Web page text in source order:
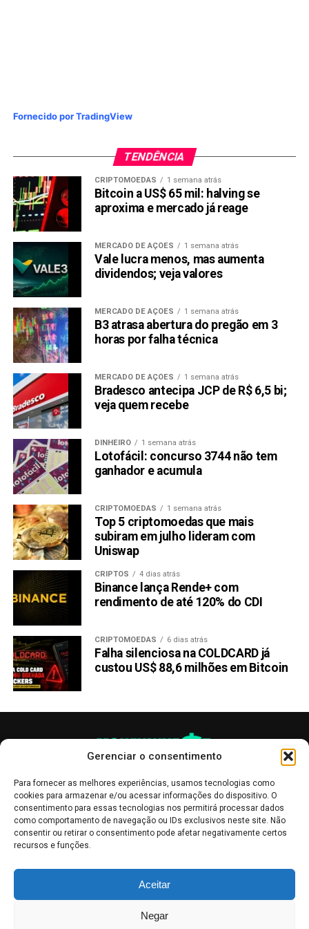
Gerenciar o consentimento
Para fornecer as melhores experiências, usamos tecnologias como
cookies para armazenar e/ou acessar informações do dispositivo. O
consentimento para essas tecnologias nos permitirá processar dados
como comportamento de navegação ou IDs exclusivos neste site. Não
consentir ou retirar o consentimento pode afetar negativamente certos
recursos e funções.
Aceitar
Negar
nas últimas 24 horas de acordo com C
5. Kadena (KDA)
Kadena subiu 150% no mês passado. Atingindo recorde
histórico em 11 de novembro de US $ 28,25. O preço de
Kadena hoje é de $ 16,54, o preço da moeda caiu (-6,1%)
nas últimas 24 horas.
6. IoTeX (IOTX)
Gráfico por CoinMarketCap
A IoTeX tem o objetivo de capacitar a economia aberta
onde usuários e máquinas possam interagir por livre
arbítrio, confiança garantida e sob incentivos adequados.
Seu token nativo, IOTX, aumentou 122% em um mês e
atualmente está em US $ 0,1561, com uma capitalização
7. Livepeer (LPT)
Fornecido por TradingView
TENDÊNCIA
CRIPTOMOEDAS 1 semana atrás
Bitcoin a US$ 65 mil: halving se
aproxima e mercado já reage
MERCADO DE AÇÕES 1 semana atrás
Vale lucra menos, mas aumenta
dividendos; veja valores
MERCADO DE AÇÕES 1 semana atrás
B3 atrasa abertura do pregão em 3
horas por falha técnica
MERCADO DE AÇÕES 1 semana atrás
Bradesco antecipa JCP de R$ 6,5 bi;
veja quem recebe
DINHEIRO 1 semana atrás
Lotofácil: concurso 3744 não tem
ganhador e acumula
CRIPTOMOEDAS 1 semana atrás
Top 5 criptomoedas que mais
subiram em julho lideram com
Uniswap
CRIPTOS 4 dias atrás
Binance lança Rende+ com
rendimento de até 120% do CDI
CRIPTOMOEDAS 6 dias atrás
Falha silenciosa na COLDCARD já
custou US$ 88,6 milhões em Bitcoin
informativo, servindo como boletins de divulgação, e não devem ser
interpretadas como recomendações de investimento.Leia mais
Bolsa de Valores